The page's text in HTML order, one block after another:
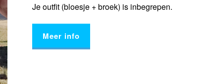
Je outfit (bloesje + broek) is inbegrepen.
Meer info